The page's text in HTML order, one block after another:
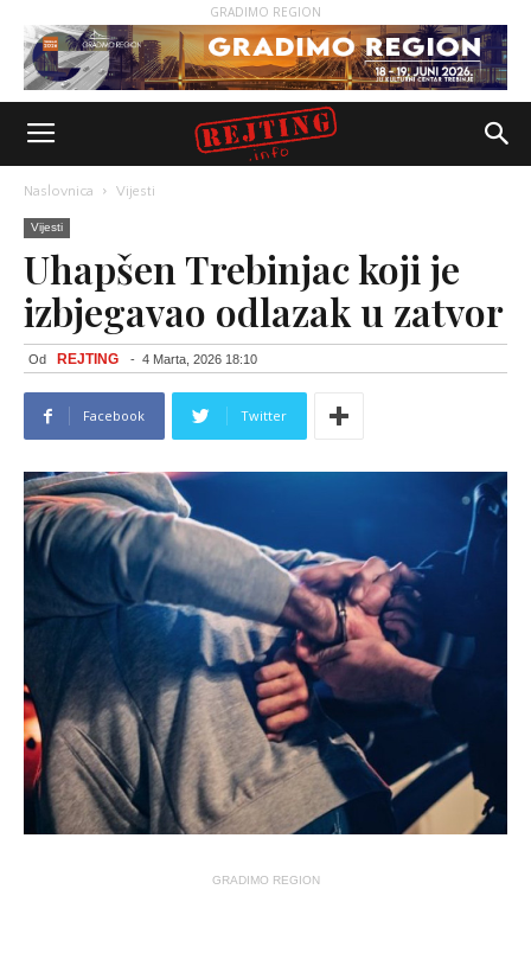
GRADIMO REGION
Naslovnica Vijesti
Vijesti
Uhapšen Trebinjac koji je
izbjegavao odlazak u zatvor
Od REJTING - 4 Marta, 2026 18:10
Facebook Twitter
GRADIMO REGION